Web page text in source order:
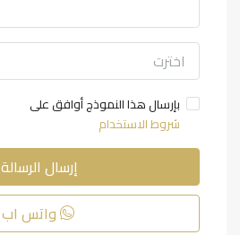
اخترت
بإرسال هذا النموذج أوافق على
شروط الاستخدام
إرسال الرسالة
واتس اب